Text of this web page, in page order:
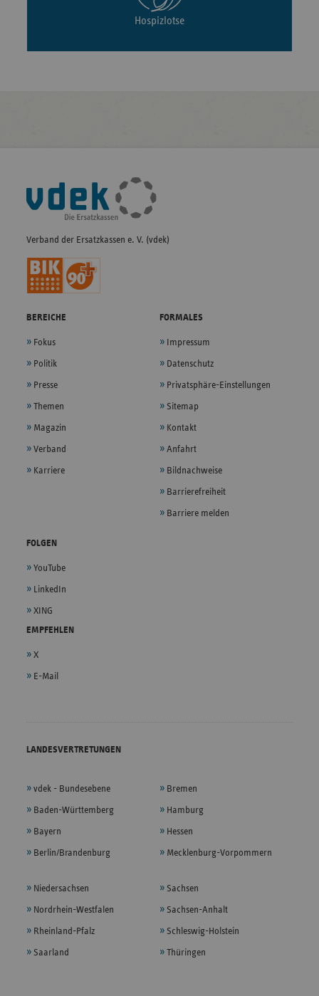
Hospizlotse
Fußleisten-
Navigation
Verband der Ersatzkassen e. V. (vdek)
BEREICHE
Fokus
Politik
Presse
Themen
Magazin
Verband
Karriere
FORMALES
Impressum
Datenschutz
Privatsphäre-Einstellungen
Sitemap
Kontakt
Anfahrt
Bildnachweise
Barrierefreiheit
Barriere melden
FOLGEN
YouTube
LinkedIn
XING
EMPFEHLEN
X
E-Mail
LANDESVERTRETUNGEN
vdek - Bundesebene
Baden-Württemberg
Bayern
Berlin/Brandenburg
Bremen
Hamburg
Hessen
Mecklenburg-Vorpommern
Niedersachsen
Nordrhein-Westfalen
Rheinland-Pfalz
Saarland
Sachsen
Sachsen-Anhalt
Schleswig-Holstein
Thüringen